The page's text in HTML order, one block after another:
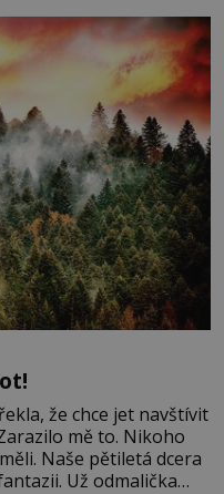
památek ve
že chce jet navštívit
mě to. Nikoho
Naše pětiletá dcera
Už odmalička